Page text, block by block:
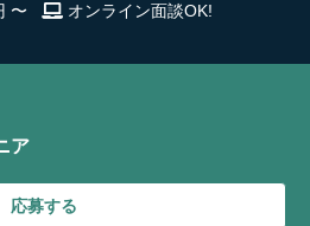
〜 オンライン面談OK!
ア
応募する